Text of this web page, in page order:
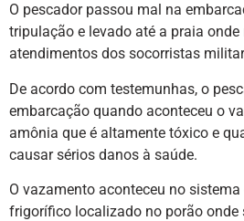
O pescador passou mal na
tripulação e levado até a praia
atendimentos dos socorristas
De acordo com testemunhas, o
embarcação quando aconteceu o
amônia que é altamente tóxico e
causar sérios danos à saúde.
O vazamento aconteceu no
frigorífico localizado no porão onde